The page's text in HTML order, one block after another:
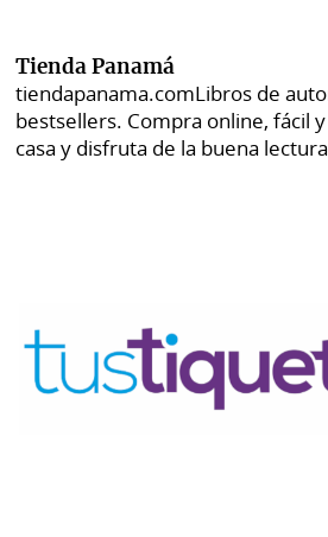
Tienda Panamá
tiendapanama.comLibros de
bestsellers. Compra online, fácil
casa y disfruta de la buena